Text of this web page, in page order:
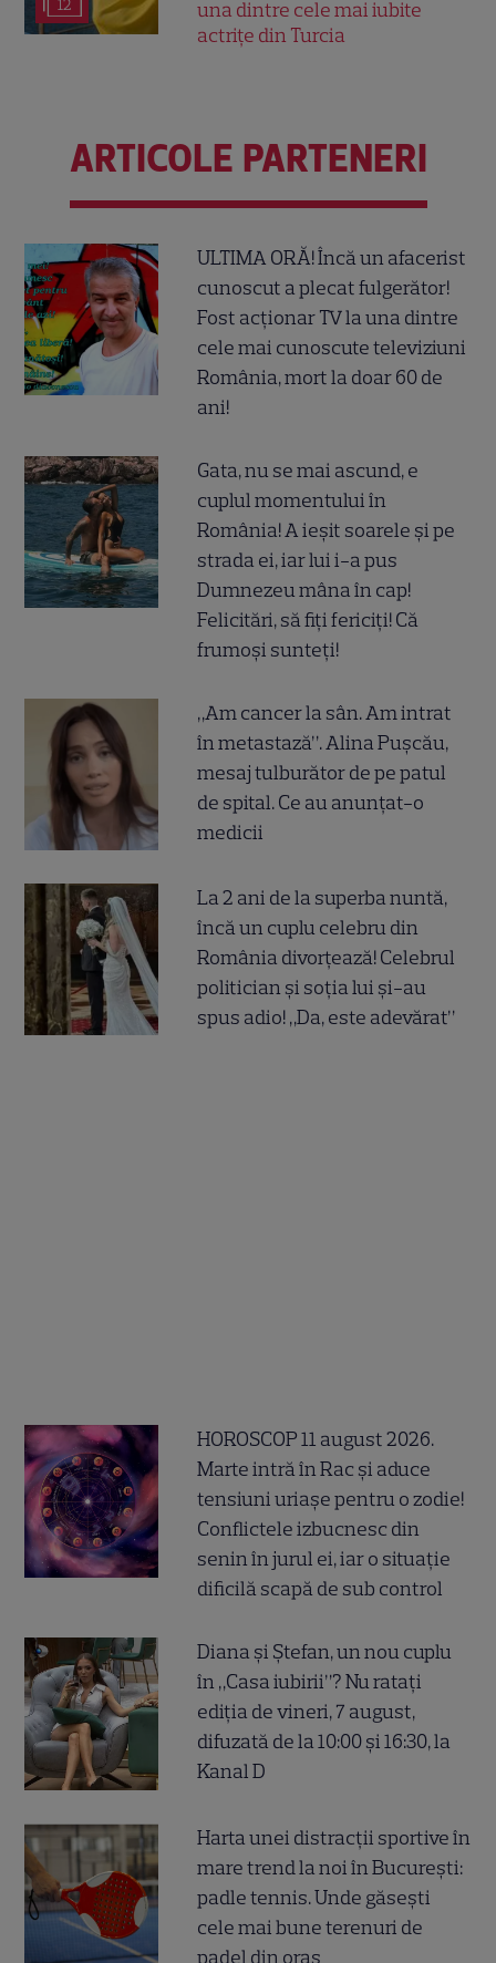
12
una dintre cele mai iubite
actrițe din Turcia
ARTICOLE PARTENERI
ULTIMA ORĂ! Încă un afacerist
cunoscut a plecat fulgerător!
Fost acționar TV la una dintre
cele mai cunoscute televiziuni
România, mort la doar 60 de
ani!
Gata, nu se mai ascund, e
cuplul momentului în
România! A ieșit soarele și pe
strada ei, iar lui i-a pus
Dumnezeu mâna în cap!
Felicitări, să fiți fericiți! Că
frumoși sunteți!
„Am cancer la sân. Am intrat
în metastază”. Alina Pușcău,
mesaj tulburător de pe patul
de spital. Ce au anunțat-o
medicii
La 2 ani de la superba nuntă,
încă un cuplu celebru din
România divorțează! Celebrul
politician și soția lui și-au
spus adio! „Da, este adevărat”
HOROSCOP 11 august 2026.
Marte intră în Rac și aduce
tensiuni uriașe pentru o zodie!
Conflictele izbucnesc din
senin în jurul ei, iar o situație
dificilă scapă de sub control
Diana și Ștefan, un nou cuplu
în „Casa iubirii”? Nu ratați
ediția de vineri, 7 august,
difuzată de la 10:00 și 16:30, la
Kanal D
Harta unei distracții sportive în
mare trend la noi în București:
padle tennis. Unde găsești
cele mai bune terenuri de
padel din oraș